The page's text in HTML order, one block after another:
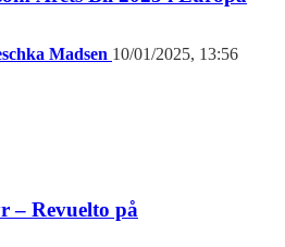
Madsen 10/01/2025, 13:56
– Revuelto på